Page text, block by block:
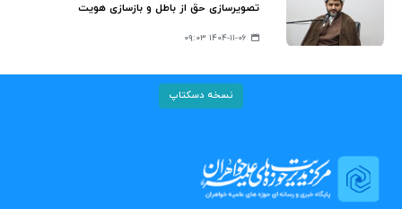
تصویرسازی حق از باطل و بازسازی هویت
۱۴۰۴-۱۱-۰۶ ۰۹:۰۳
نسخه دسکتاپ